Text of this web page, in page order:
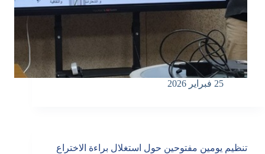
25 فبراير 2026
تنظيم يومين مفتوحين حول استغلال براءة الاختراع